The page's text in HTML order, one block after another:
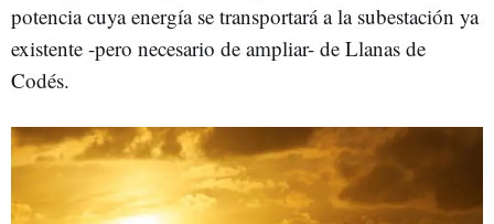
potencia cuya energía se transportará a la subestación ya
existente -pero necesario de ampliar- de Llanas de
Codés.